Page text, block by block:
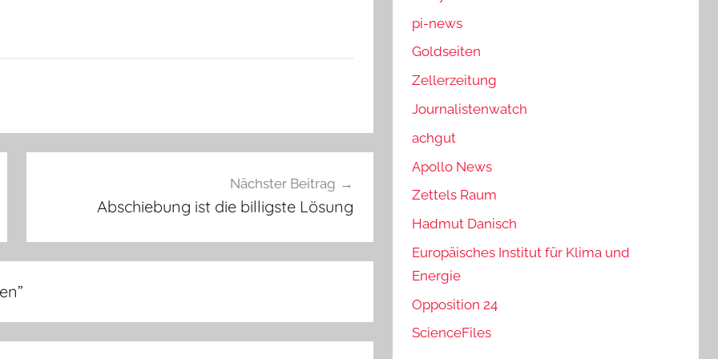
Nächster Beitrag
Abschiebung ist die billigste Lösung
”
pi-news
Goldseiten
Zellerzeitung
Journalistenwatch
achgut
Apollo News
Zettels Raum
Hadmut Danisch
Europäisches Institut für Klima und
Energie
Opposition 24
ScienceFiles